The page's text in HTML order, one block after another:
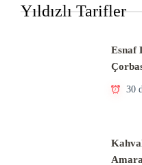
Yıldızlı Tarifler
Esnaf
30